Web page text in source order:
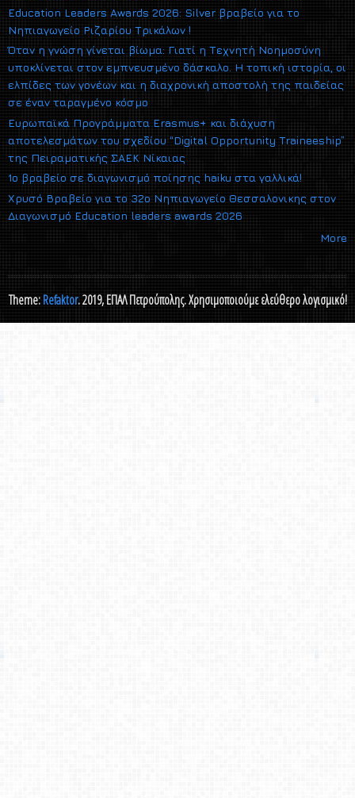
Education Leaders Awards 2026: Silver βραβείο για το
Νηπιαγωγείο Ριζαρίου Τρικάλων !
Όταν η γνώση γίνεται βίωμα: Γιατί η Τεχνητή Νοημοσύνη
υποκλίνεται στον εμπνευσμένο δάσκαλο. Η τοπική ιστορία, οι
ελπίδες των γονέων και η διαχρονική αποστολή της παιδείας
σε έναν ταραγμένο κόσμο
Ευρωπαϊκά Προγράμματα Erasmus+ και διάχυση
αποτελεσμάτων του σχεδίου “Digital Opportunity Traineeship”
της Πειραματικής ΣΑΕΚ Νίκαιας
1ο βραβείο σε διαγωνισμό ποίησης haiku στα γαλλικά!
Xρυσό Βραβείο για το 32ο Νηπιαγωγείο Θεσσαλονικης στον
Διαγωνισμό Εducation leaders awards 2026
More
Theme:Refaktor. 2019, ΕΠΑΛ Πετρούπολης. Χρησιμοποιούμε ελεύθερο λογισμικό!